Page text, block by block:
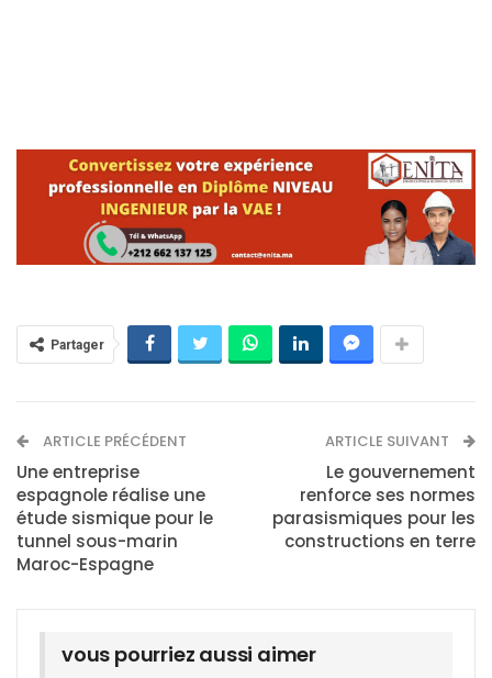
Partager
ARTICLE PRÉCÉDENT
Une entreprise
espagnole réalise une
étude sismique pour le
tunnel sous-marin
Maroc-Espagne
ARTICLE SUIVANT
Le gouvernement
renforce ses normes
parasismiques pour les
constructions en terre
vous pourriez aussi aimer